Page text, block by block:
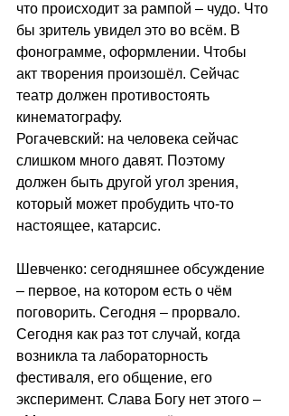
что происходит за рампой – чудо. Что
бы зритель увидел это во всём. В
фонограмме, оформлении. Чтобы
акт творения произошёл. Сейчас
театр должен противостоять
кинематографу.
Рогачевский: на человека сейчас
слишком много давят. Поэтому
должен быть другой угол зрения,
который может пробудить что-то
настоящее, катарсис.
Шевченко: сегодняшнее обсуждение
– первое, на котором есть о чём
поговорить. Сегодня – прорвало.
Сегодня как раз тот случай, когда
возникла та лабораторность
фестиваля, его общение, его
эксперимент. Слава Богу нет этого –